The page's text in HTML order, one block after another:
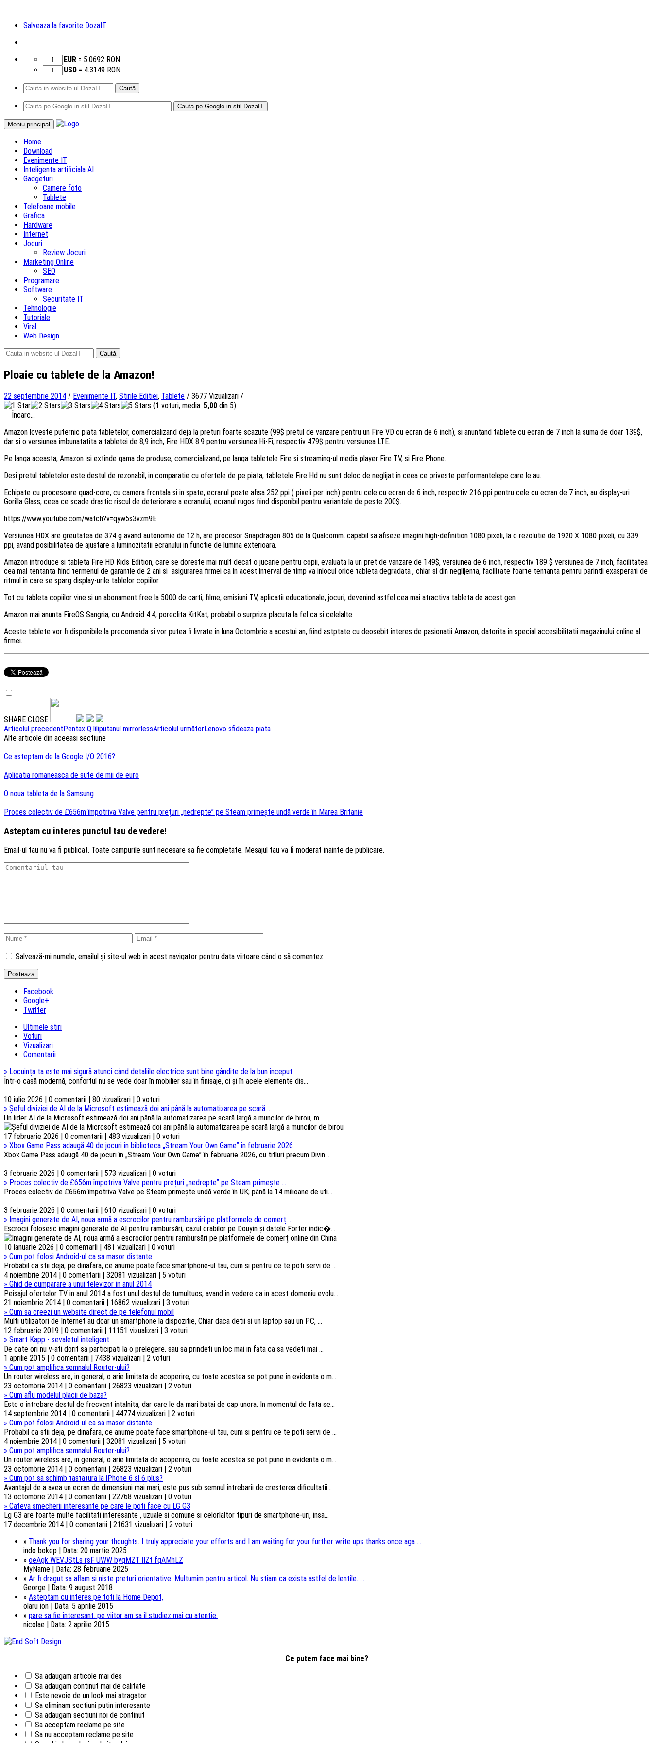
Salveaza la favorite DozaIT
EUR = 5.0692 RON
USD = 4.3149 RON
Caută
după:
Meniu principal
Sari
Home
Download
Evenimente IT
Inteligenta artificiala AI
Gadgeturi
Camere foto
Tablete
Telefoane mobile
Grafica
Hardware
Internet
Jocuri
Review Jocuri
Marketing Online
SEO
Programare
Software
Securitate IT
Tehnologie
Tutoriale
Viral
Web Design
Caută
după:
Ploaie cu tablete de la Amazon!
22 septembrie 2014 / Evenimente IT, Stirile Editiei, Tablete / 3677 Vizualizari /
(1 voturi, media: 5,00 din 5)
Încarc...
Amazon loveste puternic piata tabletelor, comercializand deja la preturi foarte scazute (99$ pretul de vanzare pentru un Fire VD cu ecran de 6 inch), si anuntand tablete cu ecran de 7 inch la suma de doar 139$,
dar si o versiunea imbunatatita a tabletei de 8,9 inch, Fire HDX 8.9 pentru versiunea Hi-Fi, respectiv 479$ pentru versiunea LTE.
Pe langa aceasta, Amazon isi extinde gama de produse, comercializand, pe langa tabletele Fire si streaming-ul media player Fire TV, si Fire Phone.
Desi pretul tabletelor este destul de rezonabil, in comparatie cu ofertele de pe piata, tabletele Fire Hd nu sunt deloc de neglijat in ceea ce priveste performantelepe care le au.
Echipate cu procesoare quad-core, cu camera frontala si in spate, ecranul poate afisa 252 ppi ( pixeli per inch) pentru cele cu ecran de 6 inch, respectiv 216 ppi pentru cele cu ecran de 7 inch, au display-uri
Gorilla Glass, ceea ce scade drastic riscul de deteriorare a ecranului, ecranul rugos fiind disponibil pentru variantele de peste 200$.
https://www.youtube.com/watch?v=qyw5s3vzm9E
Versiunea HDX are greutatea de 374 g avand autonomie de 12 h, are procesor Snapdragon 805 de la Qualcomm, capabil sa afiseze imagini high-definition 1080 pixeli, la o rezolutie de 1920 X 1080 pixeli, cu 339
ppi, avand posibilitatea de ajustare a luminozitatii ecranului in functie de lumina exterioara.
Amazon introduce si tableta Fire HD Kids Edition, care se doreste mai mult decat o jucarie pentru copii, evaluata la un pret de vanzare de 149$, versiunea de 6 inch, respectiv 189 $ versiunea de 7 inch, facilitatea
cea mai tentanta fiind termenul de garantie de 2 ani si asigurarea firmei ca in acest interval de timp va inlocui orice tableta degradata , chiar si din neglijenta, facilitate foarte tentanta pentru parintii exasperati de
ritmul in care se sparg display-urile tablelor copiilor.
Tot cu tableta copiilor vine si un abonament free la 5000 de carti, filme, emisiuni TV, aplicatii educationale, jocuri, devenind astfel cea mai atractiva tableta de acest gen.
Amazon mai anunta FireOS Sangria, cu Android 4.4, poreclita KitKat, probabil o surpriza placuta la fel ca si celelalte.
Aceste tablete vor fi disponibile la precomanda si vor putea fi livrate in luna Octombrie a acestui an, fiind astptate cu deosebit interes de pasionatii Amazon, datorita in special accesibilitatii magazinului online al
firmei.
SHARE CLOSE
Navigare
articole
Articolul precedentPentax Q liliputanul mirrorlessArticolul următorLenovo sfideaza piata
Alte articole din aceeasi sectiune
Ce asteptam de la Google I/O 2016?
Aplicatia romaneasca de sute de mii de euro
O noua tableta de la Samsung
Proces colectiv de £656m împotriva Valve pentru prețuri „nedrepte” pe Steam primește undă verde în Marea Britanie
Asteptam cu interes punctul tau de vedere!
Email-ul tau nu va fi publicat. Toate campurile sunt necesare sa fie completate. Mesajul tau va fi moderat inainte de publicare.
Salvează-mi numele, emailul și site-ul web în acest navigator pentru data viitoare când o să comentez.
Facebook
Google+
Twitter
Ultimele stiri
Voturi
Vizualizari
Comentarii
» Locuința ta este mai sigură atunci când detaliile electrice sunt bine gândite de la bun început
Într-o casă modernă, confortul nu se vede doar în mobilier sau în finisaje, ci și în acele elemente dis...
10 iulie 2026 | 0 comentarii | 80 vizualizari | 0 voturi
» Șeful diviziei de AI de la Microsoft estimează doi ani până la automatizarea pe scară ...
Un lider AI de la Microsoft estimează doi ani până la automatizarea pe scară largă a muncilor de birou, m...
17 februarie 2026 | 0 comentarii | 483 vizualizari | 0 voturi
» Xbox Game Pass adaugă 40 de jocuri în biblioteca „Stream Your Own Game” în februarie 2026
Xbox Game Pass adaugă 40 de jocuri în „Stream Your Own Game” în februarie 2026, cu titluri precum Divin...
3 februarie 2026 | 0 comentarii | 573 vizualizari | 0 voturi
» Proces colectiv de £656m împotriva Valve pentru prețuri „nedrepte” pe Steam primește ...
Proces colectiv de £656m împotriva Valve pe Steam primește undă verde în UK; până la 14 milioane de uti...
3 februarie 2026 | 0 comentarii | 610 vizualizari | 0 voturi
» Imagini generate de AI, noua armă a escrocilor pentru rambursări pe platformele de comerț ...
Escrocii folosesc imagini generate de AI pentru rambursări; cazul crabilor pe Douyin și datele Forter indic�...
10 ianuarie 2026 | 0 comentarii | 481 vizualizari | 0 voturi
» Cum pot folosi Android-ul ca sa masor distante
Probabil ca stii deja, pe dinafara, ce anume poate face smartphone-ul tau, cum si pentru ce te poti servi de ...
4 noiembrie 2014 | 0 comentarii | 32081 vizualizari | 5 voturi
» Ghid de cumparare a unui televizor in anul 2014
Peisajul ofertelor TV in anul 2014 a fost unul destul de tumultuos, avand in vedere ca in acest domeniu evolu...
21 noiembrie 2014 | 0 comentarii | 16862 vizualizari | 3 voturi
» Cum sa creezi un website direct de pe telefonul mobil
Multi utilizatori de Internet au doar un smartphone la dispozitie, Chiar daca detii si un laptop sau un PC, ...
12 februarie 2019 | 0 comentarii | 11151 vizualizari | 3 voturi
» Smart Kapp - sevaletul inteligent
De cate ori nu v-ati dorit sa participati la o prelegere, sau sa prindeti un loc mai in fata ca sa vedeti mai ...
1 aprilie 2015 | 0 comentarii | 7438 vizualizari | 2 voturi
» Cum pot amplifica semnalul Router-ului?
Un router wireless are, in general, o arie limitata de acoperire, cu toate acestea se pot pune in evidenta o m...
23 octombrie 2014 | 0 comentarii | 26823 vizualizari | 2 voturi
» Cum aflu modelul placii de baza?
Este o intrebare destul de frecvent intalnita, dar care le da mari batai de cap unora. In momentul de fata se...
14 septembrie 2014 | 0 comentarii | 44774 vizualizari | 2 voturi
» Cum pot folosi Android-ul ca sa masor distante
Probabil ca stii deja, pe dinafara, ce anume poate face smartphone-ul tau, cum si pentru ce te poti servi de ...
4 noiembrie 2014 | 0 comentarii | 32081 vizualizari | 5 voturi
» Cum pot amplifica semnalul Router-ului?
Un router wireless are, in general, o arie limitata de acoperire, cu toate acestea se pot pune in evidenta o m...
23 octombrie 2014 | 0 comentarii | 26823 vizualizari | 2 voturi
» Cum pot sa schimb tastatura la iPhone 6 si 6 plus?
Avantajul de a avea un ecran de dimensiuni mai mari, este pus sub semnul intrebarii de cresterea dificultatii...
13 octombrie 2014 | 0 comentarii | 22768 vizualizari | 0 voturi
» Cateva smecherii interesante pe care le poti face cu LG G3
Lg G3 are foarte multe facilitati interesante , uzuale si comune si celorlaltor tipuri de smartphone-uri, insa...
17 decembrie 2014 | 0 comentarii | 21631 vizualizari | 2 voturi
» Thank you for sharing your thoughts. I truly appreciate your efforts and I am waiting for your further write ups thanks once aga ...
indo bokep | Data: 20 martie 2025
» oeAgk WEVJStLs rsF UWW byqMZT lIZt fqAMhLZ
MyName | Data: 28 februarie 2025
» Ar fi dragut sa aflam si niste preturi orientative. Multumim pentru articol. Nu stiam ca exista astfel de lentile. ...
George | Data: 9 august 2018
» Asteptam cu interes pe toti la Home Depot,
olaru ion | Data: 5 aprilie 2015
» pare sa fie interesant. pe viitor am sa il studiez mai cu atentie.
nicolae | Data: 2 aprilie 2015
Ce putem face mai bine?
Sa adaugam articole mai des
Sa adaugam continut mai de calitate
Este nevoie de un look mai atragator
Sa eliminam sectiuni putin interesante
Sa adaugam sectiuni noi de continut
Sa acceptam reclame pe site
Sa nu acceptam reclame pe site